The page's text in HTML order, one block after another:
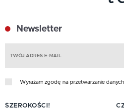
Newsletter
Wyrażam zgodę na przetwarzanie danych.
SZEROKOŚCI!